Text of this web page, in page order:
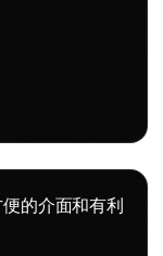
的介面和有利